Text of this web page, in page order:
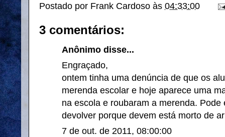
Postado por Frank Cardoso às 04:33:00
3 comentários:
Anônimo disse...
Engraçado,
ontem tinha uma denúncia de que os
merenda escolar e hoje aparece uma
na escola e roubaram a merenda.
devolver porque devem está morto de
7 de out. de 2011, 08:00:00